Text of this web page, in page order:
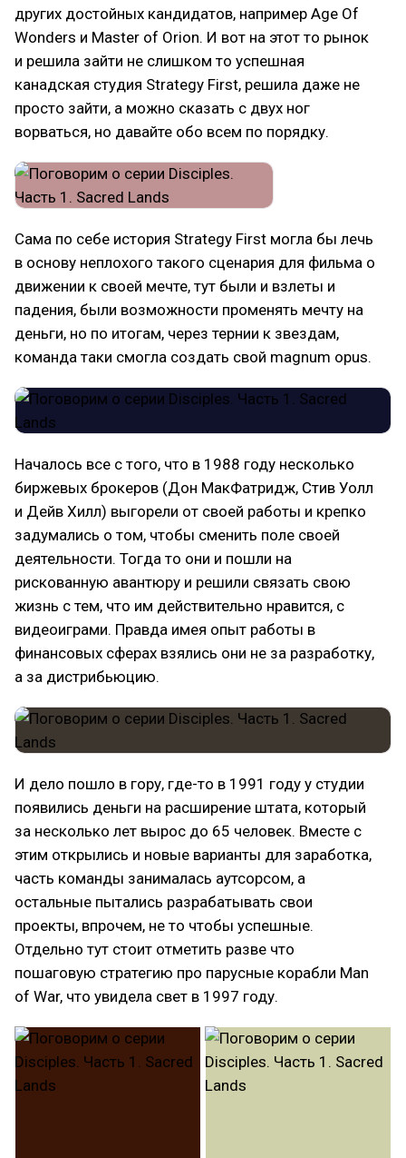
других достойных кандидатов, например Age Of
Wonders и Master of Orion. И вот на этот то рынок
и решила зайти не слишком то успешная
канадская студия Strategy First, решила даже не
просто зайти, а можно сказать с двух ног
ворваться, но давайте обо всем по порядку.
Сама по себе история Strategy First могла бы лечь
в основу неплохого такого сценария для фильма о
движении к своей мечте, тут были и взлеты и
падения, были возможности променять мечту на
деньги, но по итогам, через тернии к звездам,
команда таки смогла создать свой magnum opus.
Началось все с того, что в 1988 году несколько
биржевых брокеров (Дон МакФатридж, Стив Уолл
и Дейв Хилл) выгорели от своей работы и крепко
задумались о том, чтобы сменить поле своей
деятельности. Тогда то они и пошли на
рискованную авантюру и решили связать свою
жизнь с тем, что им действительно нравится, с
видеоиграми. Правда имея опыт работы в
финансовых сферах взялись они не за разработку,
а за дистрибьюцию.
И дело пошло в гору, где-то в 1991 году у студии
появились деньги на расширение штата, который
за несколько лет вырос до 65 человек. Вместе с
этим открылись и новые варианты для заработка,
часть команды занималась аутсорсом, а
остальные пытались разрабатывать свои
проекты, впрочем, не то чтобы успешные.
Отдельно тут стоит отметить разве что
пошаговую стратегию про парусные корабли Man
of War, что увидела свет в 1997 году.